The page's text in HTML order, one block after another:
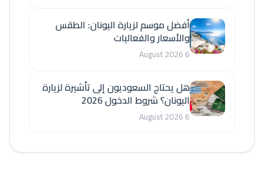
أفضل موسم لزيارة اليونان: الطقس
والأسعار والفعاليات
6 August 2026
هل يحتاج السعوديون إلى تأشيرة لزيارة
اليونان؟ شروط الدخول 2026
6 August 2026